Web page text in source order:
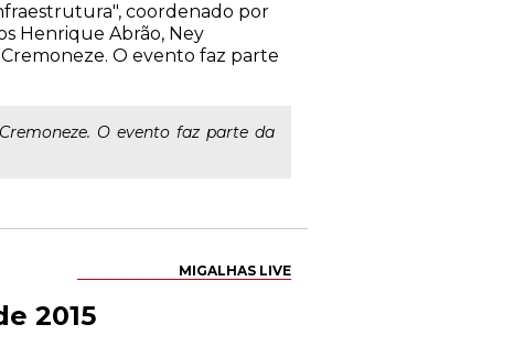
coordenado por
Henrique Abrão, Ney
O evento faz parte
O evento faz parte da
MIGALHAS LIVE
2015